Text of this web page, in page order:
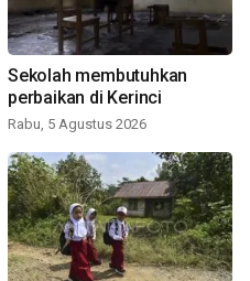
Sekolah membutuhkan
perbaikan di Kerinci
Rabu, 5 Agustus 2026